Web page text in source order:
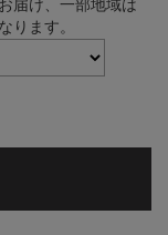
届け、一部地域は
ります。